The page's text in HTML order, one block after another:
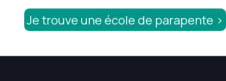
Je trouve une école de parapente >